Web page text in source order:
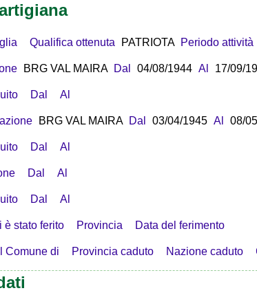
Qualifica ottenuta PATRIOTA Periodo attività
BRG VAL MAIRA Dal 04/08/1944 Al 17/09/
Dal Al
BRG VAL MAIRA Dal 03/04/1945 Al 08/
Dal Al
Dal Al
Dal Al
è stato ferito Provincia Data del ferimento
Comune di Provincia caduto Nazione caduto